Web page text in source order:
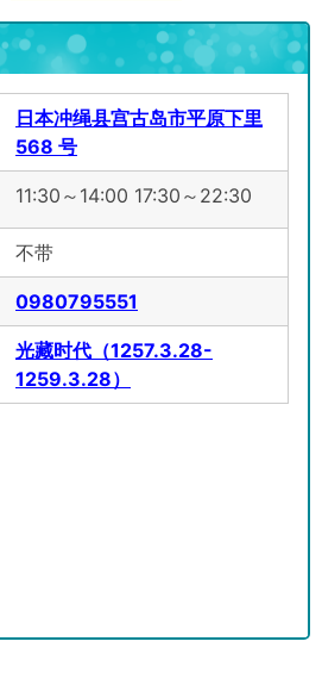
日本冲绳县宫古岛市平原下里
568 号
11:30～14:00 17:30～22:30
不带
0980795551
光藏时代（1257.3.28-
1259.3.28）